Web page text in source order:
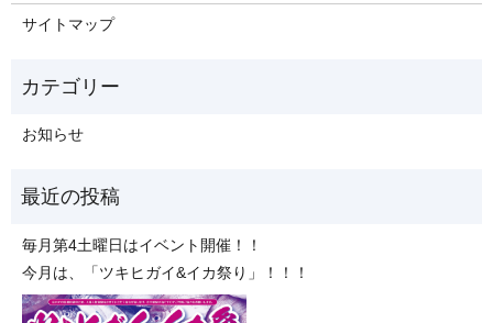
サイトマップ
お知らせ
毎月第4土曜日はイベント開催！！
今月は、「ツキヒガイ&イカ祭り」！！！